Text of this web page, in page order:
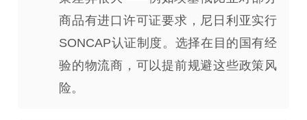
商品有进口许可证要求，尼日利亚实行
SONCAP认证制度。选择在目的国有经
验的物流商，可以提前规避这些政策风
险。